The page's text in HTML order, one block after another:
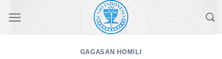
GAGASAN HOMILI